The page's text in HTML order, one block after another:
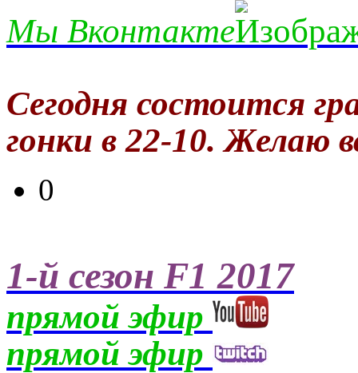
Мы Вконтакте
Сегодня состоится
гонки в 22-10. Желаю
0
1-й сезон F1 2017
прямой эфир
прямой эфир